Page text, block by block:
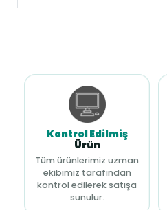
Kontrol Edilmiş
Ürün
Tüm ürünlerimiz uzman
ekibimiz tarafından
kontrol edilerek satışa
sunulur.